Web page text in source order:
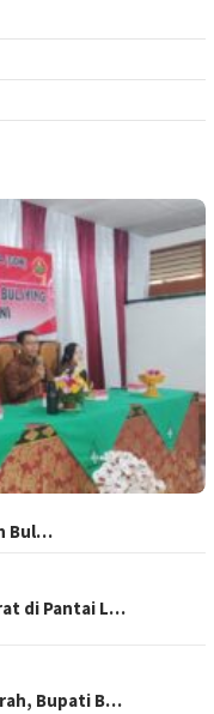
Bul…
di Pantai L…
Bupati B…